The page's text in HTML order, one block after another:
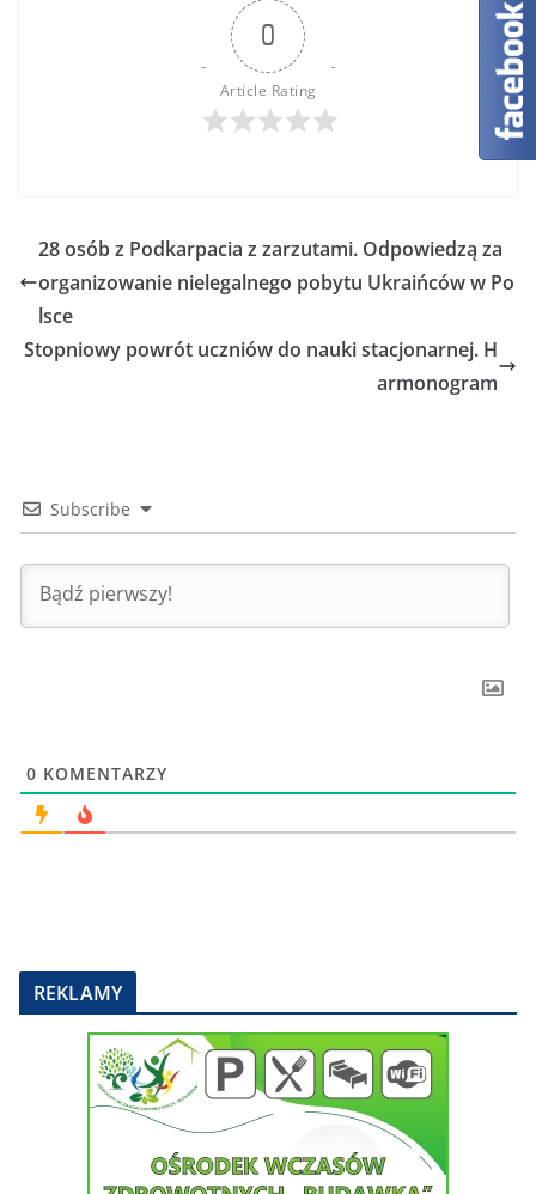
0
Article Rating
28 osób z Podkarpacia z zarzutami. Odpowiedzą za
organizowanie nielegalnego pobytu Ukraińców w Po
lsce
Stopniowy powrót uczniów do nauki stacjonarnej. H
armonogram
Subscribe
0 KOMENTARZY
REKLAMY